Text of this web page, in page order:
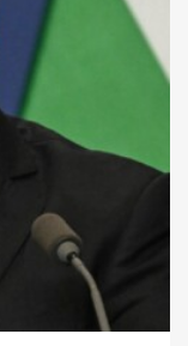
fillért nem